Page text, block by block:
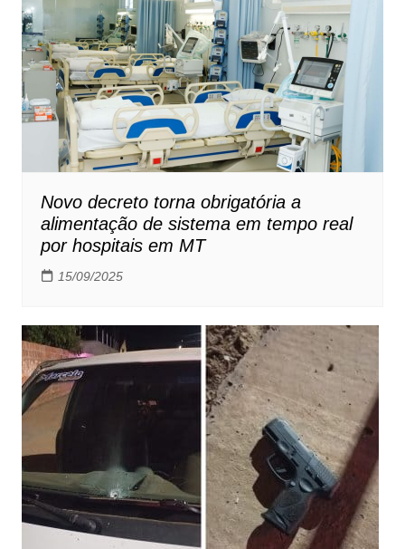
Novo decreto torna obrigatória a
alimentação de sistema em tempo real
por hospitais em MT
15/09/2025